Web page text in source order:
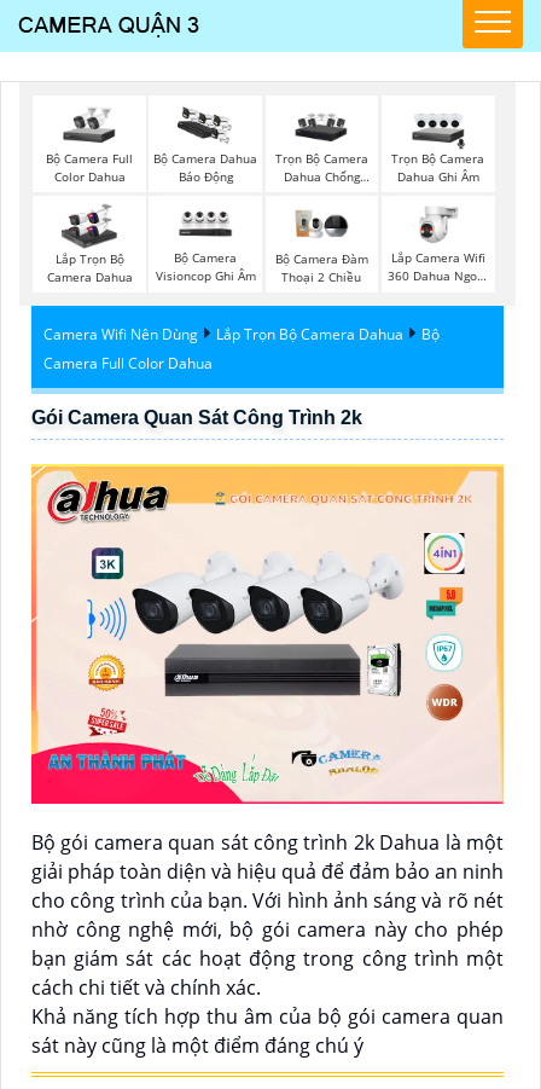
Bộ Camera Full
Color Dahua
Bộ Camera Dahua
Báo Động
Trọn Bộ Camera
Dahua Chống
Trọn Bộ Camera
Dahua Ghi Âm
Lắp Trọn Bộ
Camera Dahua
Bộ Camera
Visioncop Ghi Âm
Bộ Camera Đàm
Thoại 2 Chiều
Lắp Camera Wifi
360 Dahua Ngoài
Camera Wifi Nên Dùng Lắp Trọn Bộ Camera Dahua
Bộ
Camera Full Color Dahua
Gói Camera Quan Sát Công Trình 2k
Bộ gói camera quan sát công trình 2k Dahua là một
giải pháp toàn diện và hiệu quả để đảm bảo an ninh
cho công trình của bạn. Với hình ảnh sáng và rõ nét
nhờ công nghệ mới, bộ gói camera này cho phép
bạn giám sát các hoạt động trong công trình một
cách chi tiết và chính xác.
Khả năng tích hợp thu âm của bộ gói camera quan
sát này cũng là một điểm đáng chú ý